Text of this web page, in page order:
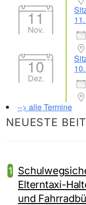
11
Nov.
10
Dez.
--> alle Termine
NEUESTE
Elterntaxi-
und